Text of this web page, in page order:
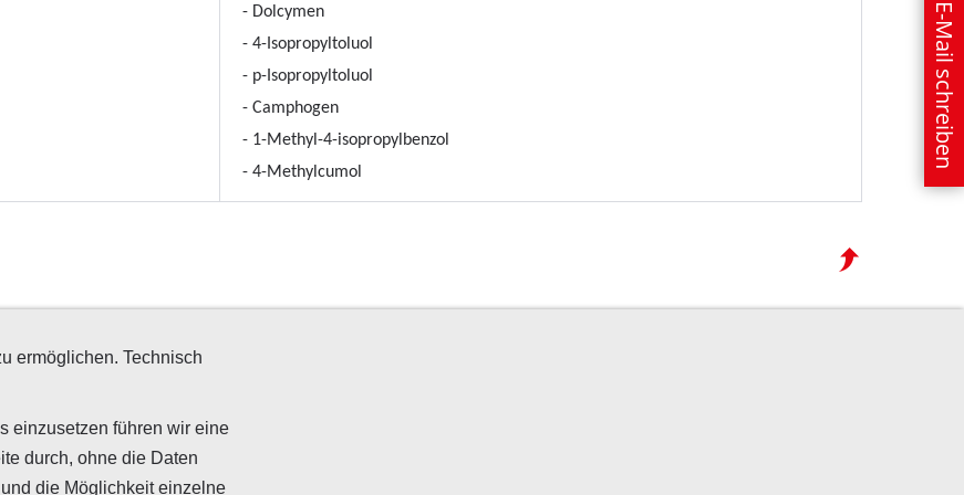
- Dolcymen
- 4-Isopropyltoluol
- p-Isopropyltoluol
- Camphogen
- 1-Methyl-4-isopropylbenzol
- 4-Methylcumol
E-Mail schreiben
ermöglichen. Technisch
einzusetzen führen wir eine
durch, ohne die Daten
die Möglichkeit einzelne